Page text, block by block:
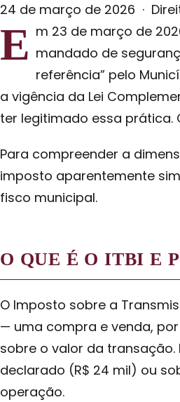
24 de março de 2026 ·
E m 23 de março de
mandado de
referência” pelo
a vigência da Lei
ter legitimado essa prática.
Para compreender a
imposto aparentemente
fisco municipal.
O QUE É O ITBI E
O Imposto sobre a
— uma compra e venda,
sobre o valor da transação.
declarado (R$ 24 mil) ou
operação.